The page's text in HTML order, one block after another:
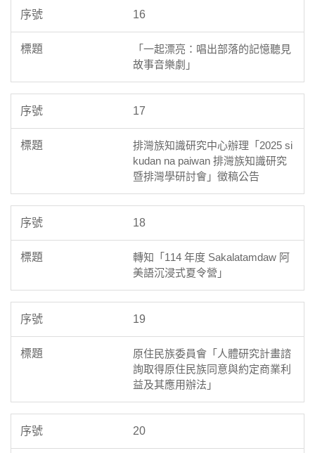
16
「一起漂亮：唱出部落的記憶聽見
故事音樂劇」
17
排灣族知識研究中心辦理「2025 si
kudan na paiwan 排灣族知識研究
暨排灣學研討會」徵稿公告
18
轉知「114 年度 Sakalatamdaw 阿
美語沉浸式夏令營」
19
原住民族委員會「人體研究計畫諮
詢取得原住民族同意與約定商業利
益及其應用辦法」
20